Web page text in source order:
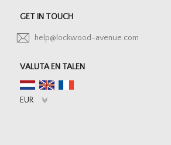
GET IN TOUCH
help@lockwood-avenue.com
VALUTA EN TALEN